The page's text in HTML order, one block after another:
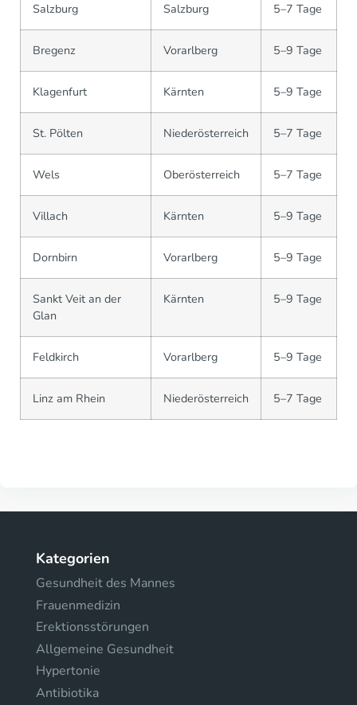
Salzburg Salzburg 5–7 Tage
Bregenz Vorarlberg 5–9 Tage
Klagenfurt Kärnten 5–9 Tage
St. Pölten Niederösterreich 5–7 Tage
Wels Oberösterreich 5–7 Tage
Villach Kärnten 5–9 Tage
Dornbirn Vorarlberg 5–9 Tage
Sankt Veit an der
Glan
Kärnten 5–9 Tage
Feldkirch Vorarlberg 5–9 Tage
Linz am Rhein Niederösterreich 5–7 Tage
Kategorien
Gesundheit des Mannes
Frauenmedizin
Erektionsstörungen
Allgemeine Gesundheit
Hypertonie
Antibiotika